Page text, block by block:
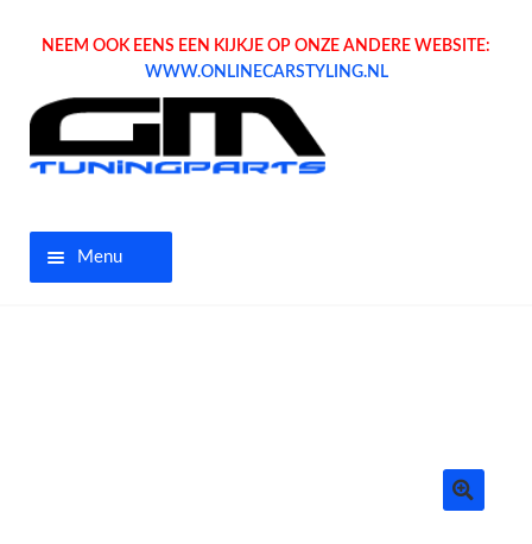
NEEM OOK EENS EEN KIJKJE OP ONZE ANDERE WEBSITE:
WWW.ONLINECARSTYLING.NL
Menu